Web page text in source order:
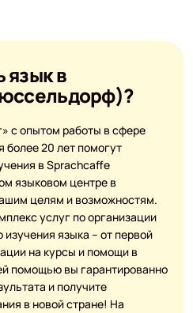
язык в
с опытом работы в сфере
более 20 лет помогут
в Sprachcaffe
языковом центре в
целям и возможностям.
услуг по организации
языка – от первой
на курсы и помощи в
помощью вы гарантированно
и получите
в новой стране! На